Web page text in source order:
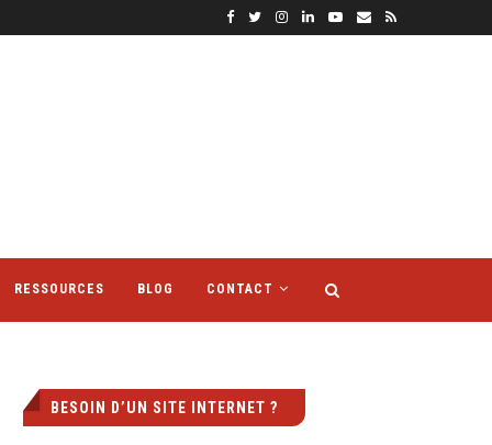
RESSOURCES BLOG CONTACT
BESOIN D’UN SITE INTERNET ?